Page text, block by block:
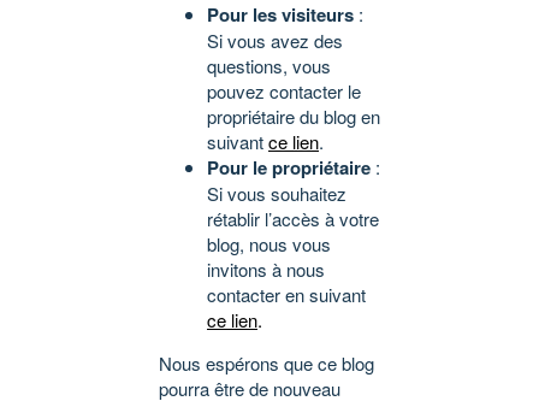
Pour les visiteurs :
Si vous avez des
questions, vous
pouvez contacter le
propriétaire du blog en
suivantce lien.
Pour le propriétaire :
Si vous souhaitez
rétablir l’accès à votre
blog, nous vous
invitons à nous
contacter en suivant
ce lien.
Nous espérons que ce blog
pourra être de nouveau